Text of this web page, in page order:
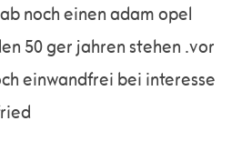
noch einen adam opel
50 ger jahren stehen .vor
einwandfrei bei interesse